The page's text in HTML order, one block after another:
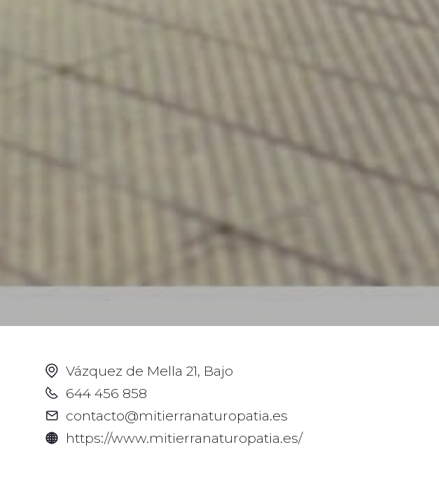
Vázquez de Mella 21, Bajo
644 456 858
contacto@mitierranaturopatia.es
https://www.mitierranaturopatia.es/